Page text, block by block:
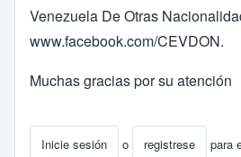
Venezuela De Otras
www.facebook.com/CEVDON.
Muchas gracias por su atención
Inicie sesión o registrese para